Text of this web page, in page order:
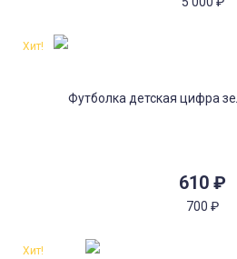
610 ₽
700 ₽
Хит!
Хит!